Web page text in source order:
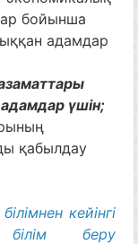
бойынша
адамдар
үшін;
қабылдау
кейінгі
беру